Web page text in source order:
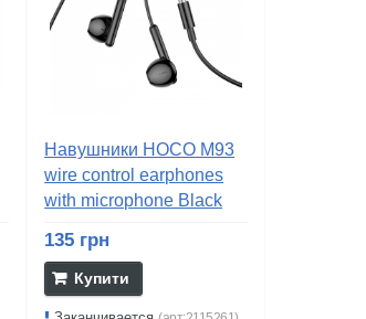
Навушники HOCO M93
wire control earphones
with microphone Black
135 грн
Купити